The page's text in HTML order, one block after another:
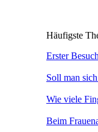
Häufigste
Erster
Soll man
Wie viele
Beim